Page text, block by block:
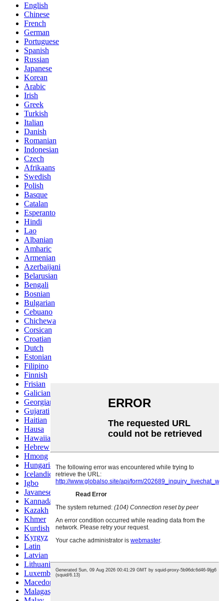
English
Chinese
French
German
Portuguese
Spanish
Russian
Japanese
Korean
Arabic
Irish
Greek
Turkish
Italian
Danish
Romanian
Indonesian
Czech
Afrikaans
Swedish
Polish
Basque
Catalan
Esperanto
Hindi
Lao
Albanian
Amharic
Armenian
Azerbaijani
Belarusian
Bengali
Bosnian
Bulgarian
Cebuano
Chichewa
Corsican
Croatian
Dutch
Estonian
Filipino
Finnish
Frisian
Galician
Georgian
Gujarati
Haitian
Hausa
Hawaiian
Hebrew
Hmong
Hungarian
Icelandic
Igbo
Javanese
Kannada
Kazakh
Khmer
Kurdish
Kyrgyz
Latin
Latvian
Lithuanian
Luxembou..
Macedonian
Malagasy